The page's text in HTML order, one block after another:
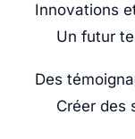
Innovations
Un futur
Des
Créer des